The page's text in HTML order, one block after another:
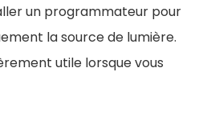
un programmateur pour
la source de lumière.
utile lorsque vous